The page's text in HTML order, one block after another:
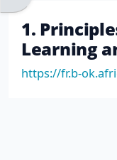
1.
Learning
https://fr.b-